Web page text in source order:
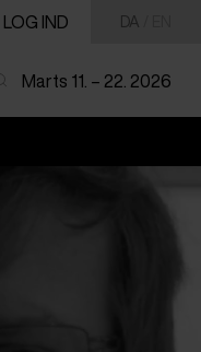
LOG IND DA
Marts 11. – 22. 2026